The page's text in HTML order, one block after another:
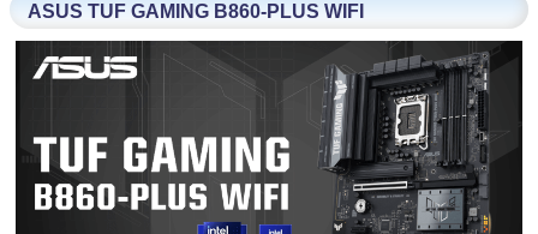
ASUS TUF GAMING B860-PLUS WIFI